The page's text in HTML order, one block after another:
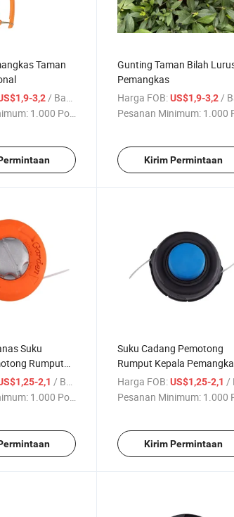
Taman
3,2 / Bagian
1.000 Potong
Gunting Taman Bilah
Pemangkas
Harga FOB: US$1,9-3,2 /
Pesanan Minimum: 1.000
Kirim Permintaan
Suku
Rumput
Nylon
2,1 / Bagian
1.000 Potong
Suku Cadang Pemotong
Rumput Kepala
Nylon
Harga FOB: US$1,25-2,1 /
Pesanan Minimum: 1.000
Kirim Permintaan